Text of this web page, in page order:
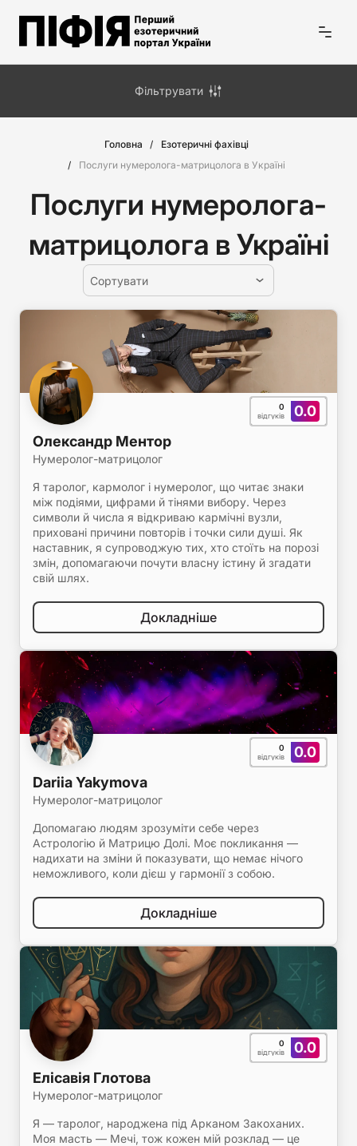
Головна
Езотеричні фахівці
Послуги нумеролога-матрицолога в Україні
Послуги нумеролога-
матрицолога в Україні
Сортувати
0.0
0
відгуків
Олександр Ментор
Нумеролог-матрицолог
Я таролог, кармолог і нумеролог, що читає знаки
між подіями, цифрами й тінями вибору. Через
символи й числа я відкриваю кармічні вузли,
приховані причини повторів і точки сили душі. Як
наставник, я супроводжую тих, хто стоїть на порозі
змін, допомагаючи почути власну істину й згадати
свій шлях.
Докладніше
0.0
0
відгуків
Dariia Yakymova
Нумеролог-матрицолог
Допомагаю людям зрозуміти себе через
Астрологію й Матрицю Долі. Моє покликання —
надихати на зміни й показувати, що немає нічого
неможливого, коли дієш у гармонії з собою.
Докладніше
0.0
0
відгуків
Елісавія Глотова
Нумеролог-матрицолог
Я — таролог, народжена під Арканом Закоханих.
Моя масть — Мечі, тож кожен мій розклад — це
Фільтрувати